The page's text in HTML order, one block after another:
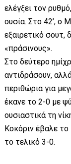
ελέγξει τον
ουσία. Στο 42’, ο
εξαιρετικό σουτ,
«πράσινους».
Στο δεύτερο
αντιδράσουν,
περιθώρια για
έκανε το 2-0 με
ουσιαστικά τη
Κοκόριν έβαλε
το τελικό 3-0.